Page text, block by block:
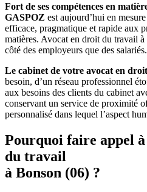
Fort de ses compétences en
GASPOZ est aujourd’hui en
efficace, pragmatique et rapide aux
matières. Avocat en droit du travail
côté des employeurs que des salariés.
Le cabinet de votre avocat en
besoin, d’un réseau professionnel
aux besoins des clients du cabinet
conservant un service de proximité
personnalisé dans lequel l’aspect
Pourquoi faire appel
du travail
à Bonson (06) ?